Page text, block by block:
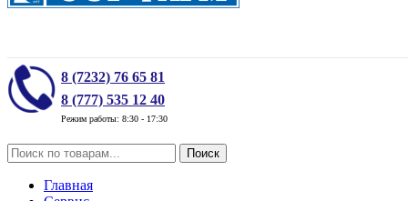
8 (7232) 76 65 81
8 (777) 535 12 40
Режим работы: 8:30 - 17:30
Поиск
Главная